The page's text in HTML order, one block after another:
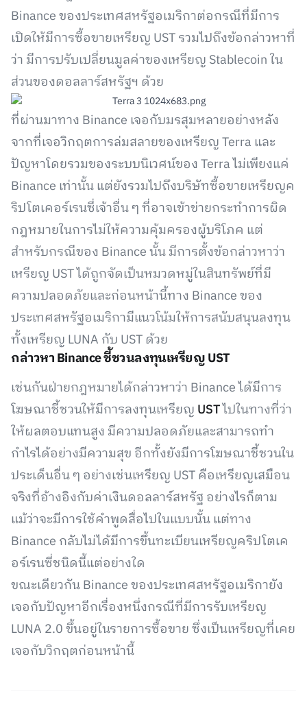
Binance ของประเทศสหรัฐอเมริกาต่อกรณีที่มีการ
เปิดให้มีการซื้อขายเหรียญ UST รวมไปถึงข้อกล่าวหาที่
ว่า มีการปรับเปลี่ยนมูลค่าของเหรียญ Stablecoin ใน
ส่วนของดอลลาร์สหรัฐฯ ด้วย
ที่ผ่านมาทาง Binance เจอกับมรสุมหลายอย่างหลัง
จากที่เจอวิกฤตการล่มสลายของเหรียญ Terra และ
ปัญหาโดยรวมของระบบนิเวศน์ของ Terra ไม่เพียงแค่
Binance เท่านั้น แต่ยังรวมไปถึงบริษัทซื้อขายเหรียญค
ริปโตเคอร์เรนซี่เจ้าอื่น ๆ ที่อาจเข้าข่ายกระทำการผิด
กฎหมายในการไม่ให้ความคุ้มครองผู้บริโภค แต่
สำหรับกรณีของ Binance นั้น มีการตั้งข้อกล่าวหาว่า
เหรียญ UST ได้ถูกจัดเป็นหมวดหมู่ในสินทรัพย์ที่มี
ความปลอดภัยและก่อนหน้านี้ทาง Binance ของ
ประเทศสหรัฐอเมริกามีแนวโน้มให้การสนับสนุนลงทุน
ทั้งเหรียญ LUNA กับ UST ด้วย
กล่าวหา Binance ชี้ชวนลงทุนเหรียญ UST
เช่นกันฝ่ายกฎหมายได้กล่าวหาว่า Binance ได้มีการ
โฆษณาชี้ชวนให้มีการลงทุนเหรียญ USTไปในทางที่ว่า
ให้ผลตอบแทนสูง มีความปลอดภัยและสามารถทำ
กำไรได้อย่างมีความสุข อีกทั้งยังมีการโฆษณาชี้ชวนใน
ประเด็นอื่น ๆ อย่างเช่นเหรียญ UST คือเหรียญเสมือน
จริงที่อ้างอิงกับค่าเงินดอลลาร์สหรัฐ อย่างไรก็ตาม
แม้ว่าจะมีการใช้คำพูดสื่อไปในแบบนั้น แต่ทาง
Binance กลับไม่ได้มีการขึ้นทะเบียนเหรียญคริปโตเค
อร์เรนซี่ชนิดนี้แต่อย่างใด
ขณะเดียวกัน Binance ของประเทศสหรัฐอเมริกายัง
เจอกับปัญหาอีกเรื่องหนึ่งกรณีที่มีการรับเหรียญ
LUNA 2.0 ขึ้นอยู่ในรายการซื้อขาย ซึ่งเป็นเหรียญที่เคย
เจอกับวิกฤตก่อนหน้านี้